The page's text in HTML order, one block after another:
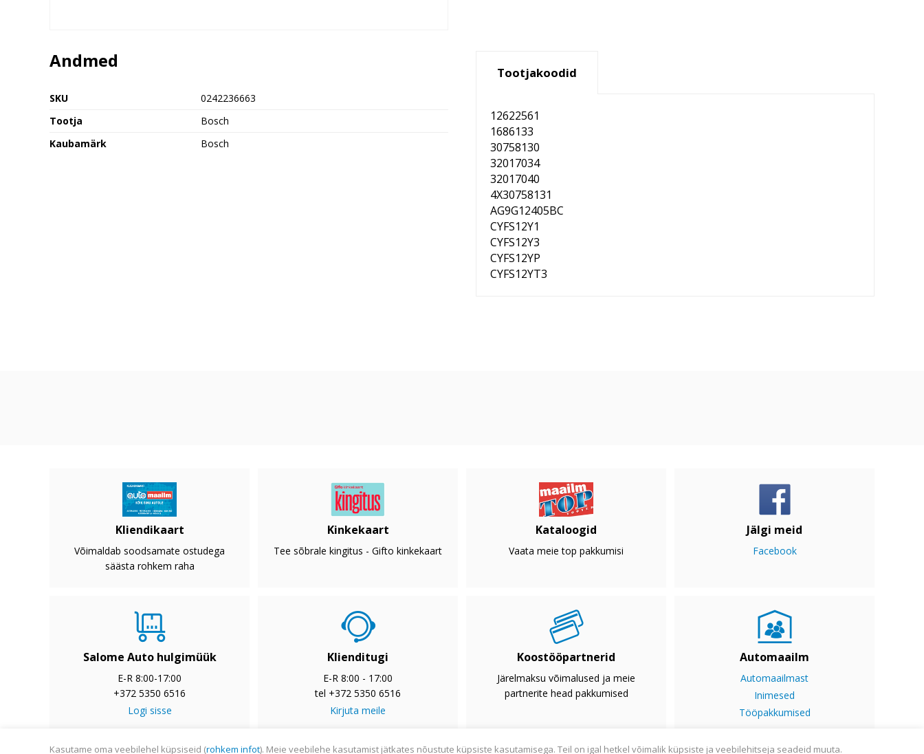
Andmed
SKU
0242236663
Tootja
Bosch
Kaubamärk
Bosch
Tootjakoodid
12622561
1686133
30758130
32017034
32017040
4X30758131
AG9G12405BC
CYFS12Y1
CYFS12Y3
CYFS12YP
CYFS12YT3
Kliendikaart
Võimaldab soodsamate ostudega
säästa rohkem raha
Kinkekaart
Tee sõbrale kingitus - Gifto kinkekaart
Kataloogid
Vaata meie top pakkumisi
Jälgi meid
Facebook
Salome Auto hulgimüük
E-R 8:00-17:00
+372 5350 6516
Logi sisse
Klienditugi
E-R 8:00 - 17:00
tel +372 5350 6516
Kirjuta meile
Koostööpartnerid
Järelmaksu võimalused ja meie
partnerite head pakkumised
Automaailm
Automaailmast
Inimesed
Tööpakkumised
Kasutame oma veebilehel küpsiseid (rohkem infot). Meie veebilehe kasutamist jätkates nõustute küpsiste kasutamisega. Teil on igal hetkel võimalik küpsiste ja veebilehitseja seadeid muuta.